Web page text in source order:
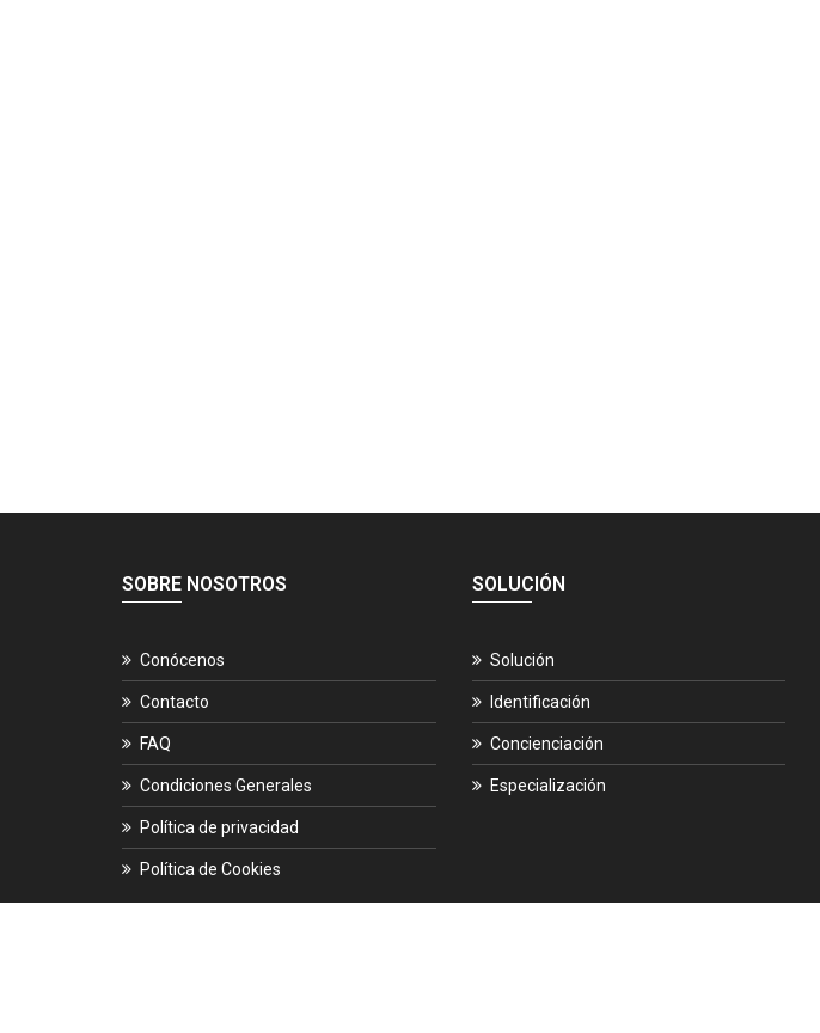
SOBRE NOSOTROS
Conócenos
Contacto
FAQ
Condiciones Generales
Política de privacidad
Política de Cookies
SOLUCIÓN
Solución
Identificación
Concienciación
Especialización